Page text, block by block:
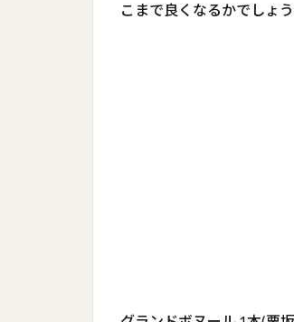
こまで良くなるかでしょう